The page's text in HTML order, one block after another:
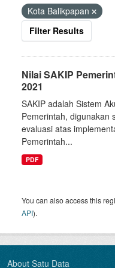
Kota Balikpapan
Filter Results
Nilai SAKIP
2021
SAKIP adalah Sistem
Pemerintah, digunakan
evaluasi atas
Pemerintah...
PDF
You can also access this
API).
About Satu Data